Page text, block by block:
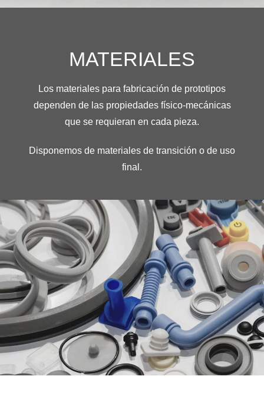
MATERIALES
Los materiales para fabricación de prototipos
dependen de las propiedades físico-mecánicas
que se requieran en cada pieza.
Disponemos de materiales de transición o de uso
final.